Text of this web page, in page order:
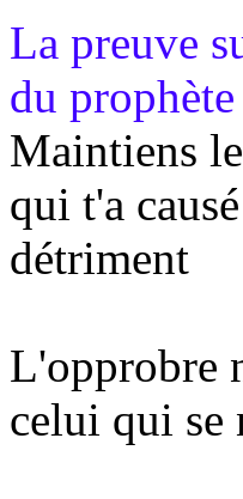
La preuve
du
Maintiens
qui t'a
détriment
L'opprobre
celui qui